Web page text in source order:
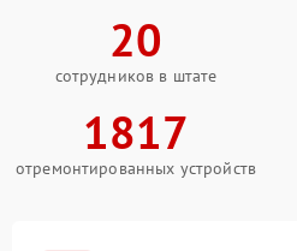
20
сотрудников в штате
1817
отремонтированных устройств